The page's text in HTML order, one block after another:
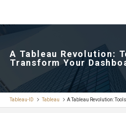
A Tableau Revolution:
Transform Your
Tableau-ID Tableau A Tableau Revolution: